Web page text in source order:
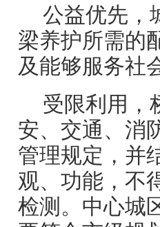
公益优先，
梁养护所需的
及能够服务社
受限利用，
安、交通、消
管理规定，并
观、功能，不
检测。中心城